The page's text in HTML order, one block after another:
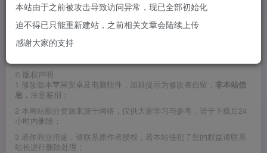
从黑果小兵制作的黑苹果系统镜像macOS Monterey 12.0.1
21A559 正式版 with Clover 5141 原版黑苹果系统镜像提取的
四叶草clover引导，版本是5141.
© 版权声明
1 修改版本苹果安卓及电脑软件，加群提示为修改者自留， 非本站信
息 ，注意鉴别；
2 本网站部分资源来源于网络，仅供大家学习与参考，请于下载后24
小时内删除；
3 若作商业用途，请联系原作者授权，若本站侵犯了您的权益请联系
站长进行删除处理；
本站由于之前被攻击导致访问异常，现已全部初始化
迫不得已只能重新建站，之前相关文章会陆续上传
感谢大家的支持